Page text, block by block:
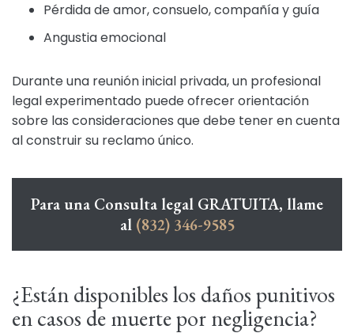
Pérdida de amor, consuelo, compañía y guía
Angustia emocional
Durante una reunión inicial privada, un profesional
legal experimentado puede ofrecer orientación
sobre las consideraciones que debe tener en cuenta
al construir su reclamo único.
Para una Consulta legal GRATUITA, llame
al (832) 346-9585
¿Están disponibles los daños punitivos
en casos de muerte por negligencia?